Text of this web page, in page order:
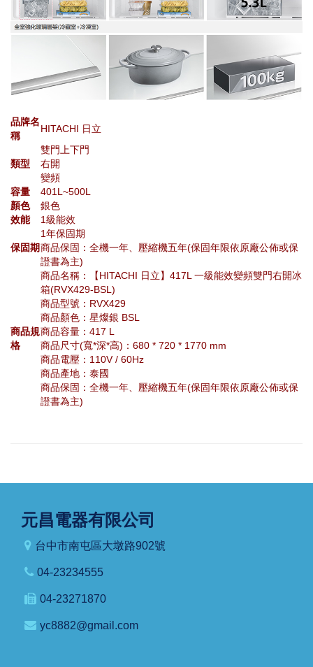
品牌名
稱
HITACHI 日立
類型
雙門上下門
右開
變頻
容量
401L~500L
顏色
銀色
效能
1級能效
保固期
1年保固期
商品保固：全機一年、壓縮機五年(保固年限依原廠公佈或保
證書為主)
商品規
格
商品名稱：【HITACHI 日立】417L 一級能效變頻雙門右開冰
箱(RVX429-BSL)
商品型號：RVX429
商品顏色：星燦銀 BSL
商品容量：417 L
商品尺寸(寬*深*高)：680 * 720 * 1770 mm
商品電壓：110V / 60Hz
商品產地：泰國
商品保固：全機一年、壓縮機五年(保固年限依原廠公佈或保
證書為主)
元昌電器有限公司
台中市南屯區大墩路902號
04-23234555
04-23271870
yc8882@gmail.com